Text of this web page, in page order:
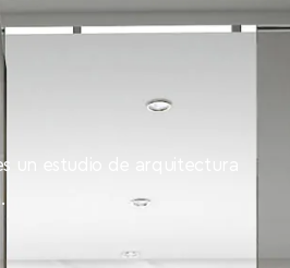
un estudio de arquitectura